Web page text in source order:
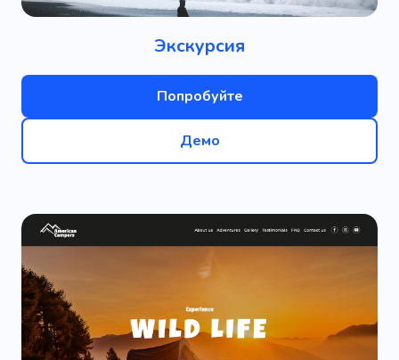
Экскурсия
Попробуйте
Демо